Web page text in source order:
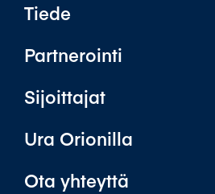
Tiede
Partnerointi
Sijoittajat
Ura Orionilla
Ota yhteyttä